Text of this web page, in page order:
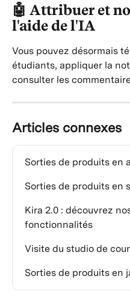
🤖 Attribuer et
l'aide de l'IA
Vous pouvez désormais
étudiants, appliquer la
consulter les
Articles connexes
Sorties de produits en
Sorties de produits en
Kira 2.0 : découvrez
fonctionnalités
Visite du studio de
Sorties de produits en